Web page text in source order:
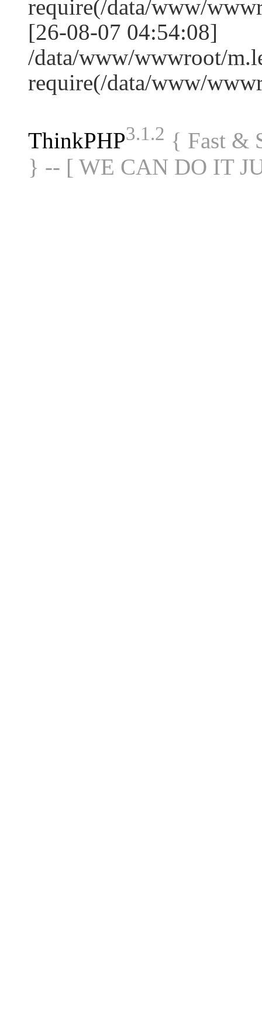
require(/data/www/
[26-08-07 04:54:08]
/data/www/wwwroot/
require(/data/www/
ThinkPHP3.1.2 { Fast &
} -- [ WE CAN DO IT